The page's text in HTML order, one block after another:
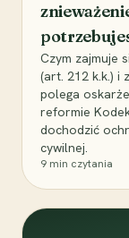
Czym zajmuje
(art. 212 k.k.) i
polega
reformie
dochodzić
cywilnej.
9 min czytania